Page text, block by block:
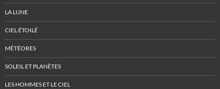
LA LUNE
CIEL ÉTOILÉ
MÉTÉORES
SOLEIL ET PLANÈTES
LES HOMMES ET LE CIEL